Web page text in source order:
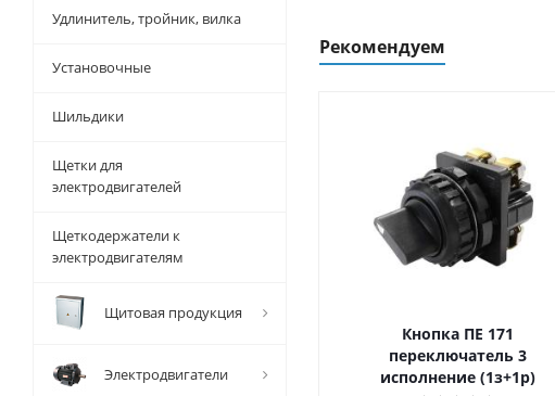
Рекомендуем
Кнопка ПЕ 171
переключатель 3
исполнение (1з+1р)
Удлинитель, тройник, вилка
Установочные
Шильдики
Щетки для
электродвигателей
Щеткодержатели к
электродвигателям
Щитовая продукция
Электродвигатели